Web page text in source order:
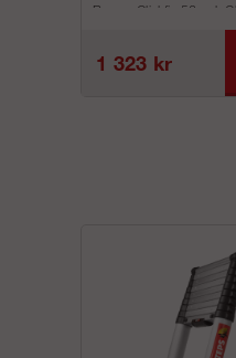
Passar Clickfix 56 och
1 323 kr